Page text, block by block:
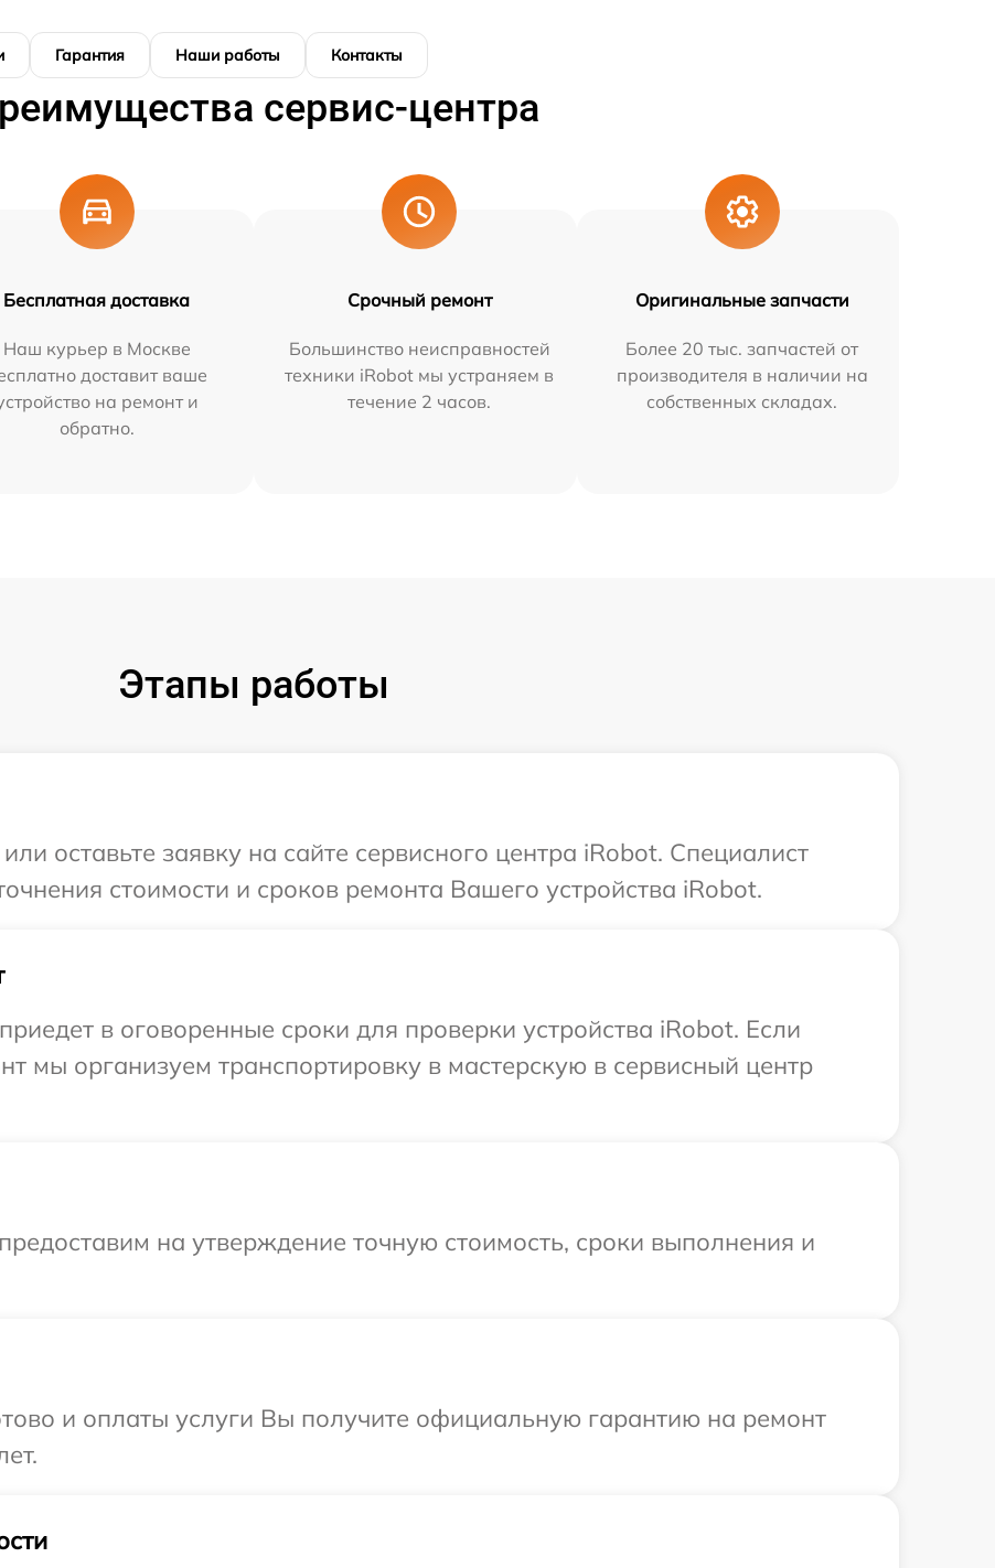
Гарантия Наши работы Контакты
сервис-центра
Бесплатная доставка
Наш курьер в Москве
доставит ваше
на ремонт и
обратно.
Срочный ремонт
Большинство неисправностей
техники iRobot мы устраняем в
течение 2 часов.
Оригинальные запчасти
Более 20 тыс. запчастей от
производителя в наличии на
собственных складах.
Этапы работы
оставьте заявку на сайте сервисного центра iRobot. Специалист
стоимости и сроков ремонта Вашего устройства iRobot.
в оговоренные сроки для проверки устройства iRobot. Если
мы организуем транспортировку в мастерскую в сервисный центр
на утверждение точную стоимость, сроки выполнения и
и оплаты услуги Вы получите официальную гарантию на ремонт